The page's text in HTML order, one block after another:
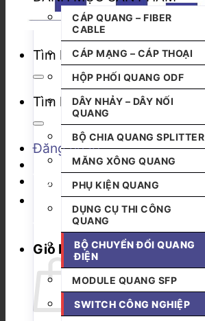
Tìm kiếm:
Tìm kiếm:
Đăng nhập
Giỏ hàng
CÁP QUANG – FIBER
CABLE
CÁP MẠNG – CÁP THOẠI
HỘP PHỐI QUANG ODF
DÂY NHẢY – DÂY NỐI
QUANG
BỘ CHIA QUANG SPLITTER
MĂNG XÔNG QUANG
PHỤ KIỆN QUANG
DỤNG CỤ THI CÔNG
QUANG
BỘ CHUYỂN ĐỔI QUANG
ĐIỆN
MODULE QUANG SFP
SWITCH CÔNG NGHIỆP